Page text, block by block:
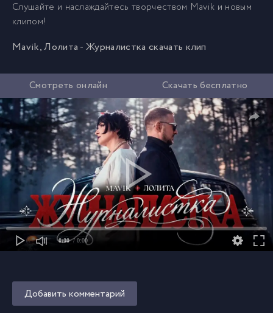
Слушайте и наслаждайтесь творчеством Mavik и новым
клипом!
Mavik, Лолита - Журналистка скачать клип
Смотреть онлайн Скачать бесплатно
0:00 / 0:00
Добавить комментарий